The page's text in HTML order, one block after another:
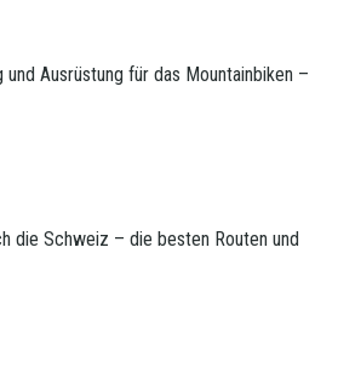
Ausrüstung für das Mountainbiken –
die Schweiz – die besten Routen und